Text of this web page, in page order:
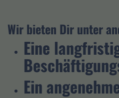
Wir bieten Dir unter
Eine
Ein